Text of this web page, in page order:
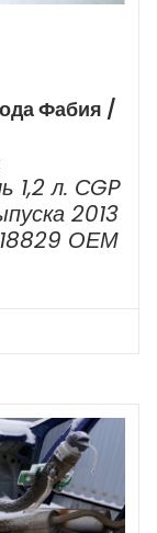
Фабия /
1,2 л. СGP
2013
18829 ОЕМ